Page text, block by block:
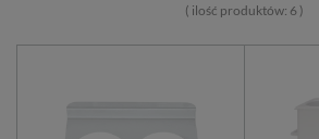
( ilość produktów: 6 )